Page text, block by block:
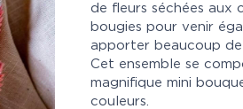
de fleurs séchées aux
bougies pour venir
apporter beaucoup
Cet ensemble se
magnifique mini
couleurs.